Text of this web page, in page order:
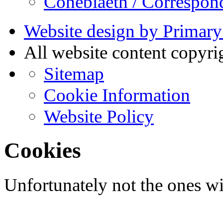
Website design by
All website content
Sitemap
Cookie Information
Website Policy
Cookies
Unfortunately not the ones